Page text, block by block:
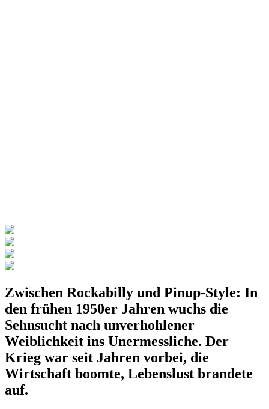
Zwischen Rockabilly und Pinup-Style: In
den frühen 1950er Jahren wuchs die
Sehnsucht nach unverhohlener
Weiblichkeit ins Unermessliche. Der
Krieg war seit Jahren vorbei, die
Wirtschaft boomte, Lebenslust brandete
auf.